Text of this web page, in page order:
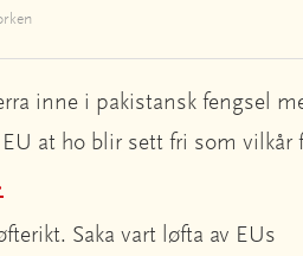
inne i pakistansk fengsel
at ho blir sett fri som vilkår
Saka vart løfta av EUs